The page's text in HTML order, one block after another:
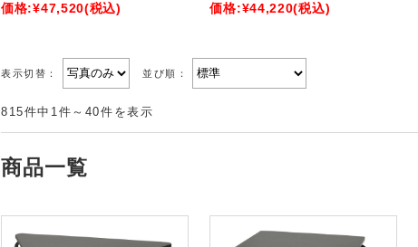
価格:¥47,520(税込)
価格:¥44,220(税込)
表示切替： 並び順：
815件中1件～40件を表示
商品一覧